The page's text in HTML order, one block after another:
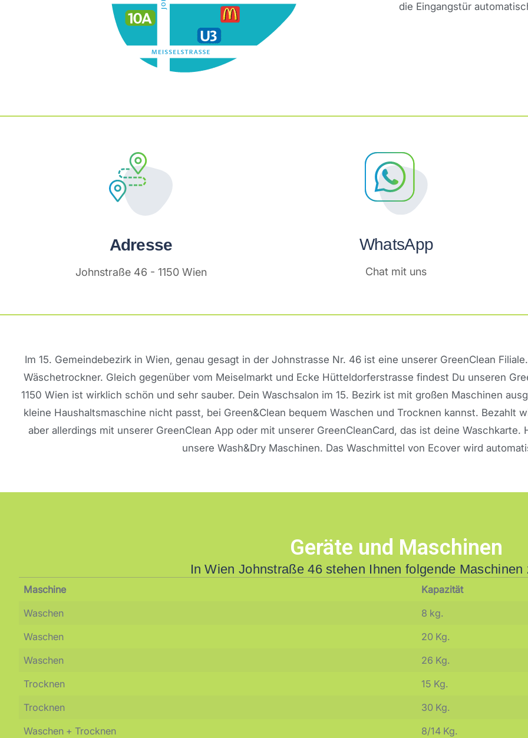
die Eingangstür
Adresse
Johnstraße 46 - 1150 Wien
WhatsApp
Chat mit uns
Im 15. Gemeindebezirk in Wien, genau gesagt in der Johnstrasse Nr. 46 ist eine unserer GreenClean
Wäschetrockner. Gleich gegenüber vom Meiselmarkt und Ecke Hütteldorferstrasse findest Du unseren
1150 Wien ist wirklich schön und sehr sauber. Dein Waschsalon im 15. Bezirk ist mit großen Maschinen
kleine Haushaltsmaschine nicht passt, bei Green&Clean bequem Waschen und Trocknen kannst. Bezahlt
aber allerdings mit unserer GreenClean App oder mit unserer GreenCleanCard, das ist deine
unsere Wash&Dry Maschinen. Das Waschmittel von Ecover wird
Geräte und Maschinen
In Wien Johnstraße 46 stehen Ihnen folgende Maschinen
Maschine Kapazität
Waschen
8 kg.
Waschen
20 Kg.
Waschen
26 Kg.
Trocknen
15 Kg.
Trocknen
30 Kg.
Waschen + Trocknen
8/14 Kg.